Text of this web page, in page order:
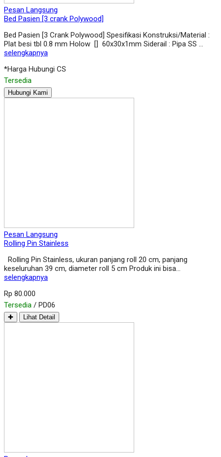
Pesan Langsung
Bed Pasien [3 crank Polywood]
Bed Pasien [3 Crank Polywood] Spesifikasi Konstruksi/Material :
Plat besi tbl 0.8 mm Holow [] 60x30x1mm Siderail : Pipa SS …
selengkapnya
*Harga Hubungi CS
Tersedia
Hubungi Kami
Pesan Langsung
Rolling Pin Stainless
Rolling Pin Stainless, ukuran panjang roll 20 cm, panjang
keseluruhan 39 cm, diameter roll 5 cm Produk ini bisa…
selengkapnya
Rp 80.000
Tersedia / PD06
✚ Lihat Detail